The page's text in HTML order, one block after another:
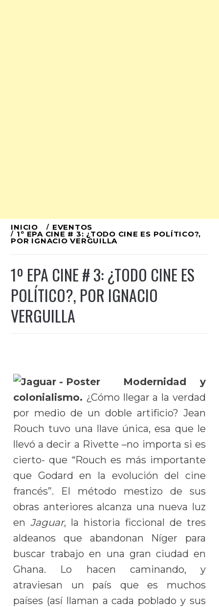
Ir
al
INICIO EVENTOS
1º EPA CINE # 3: ¿TODO CINE ES POLÍTICO?,
POR IGNACIO VERGUILLA
1º EPA CINE # 3: ¿TODO CINE ES
POLÍTICO?, POR IGNACIO
VERGUILLA
Modernidad y
colonialismo. ¿Cómo llegar a la verdad
por medio de un doble artificio? Jean
Rouch tuvo una llave única, esa que le
llevó a decir a Rivette –no importa si es
cierto- que “Rouch es más importante
que Godard en la evolución del cine
francés”. El método mestizo de sus
obras anteriores alcanza una nueva luz
en Jaguar, la historia ficcional de tres
aldeanos que abandonan Níger para
buscar trabajo en una gran ciudad en
Ghana. Lo hacen caminando, y
atraviesan un país que es muchos
países (así llaman a cada poblado y sus